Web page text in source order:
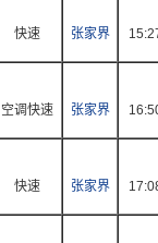
快速 张家界
空调快速 张家界
快速 张家界